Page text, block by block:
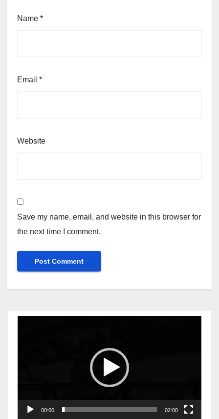
Name *
Email *
Website
Save my name, email, and website in this browser for
the next time I comment.
00:00 02:00